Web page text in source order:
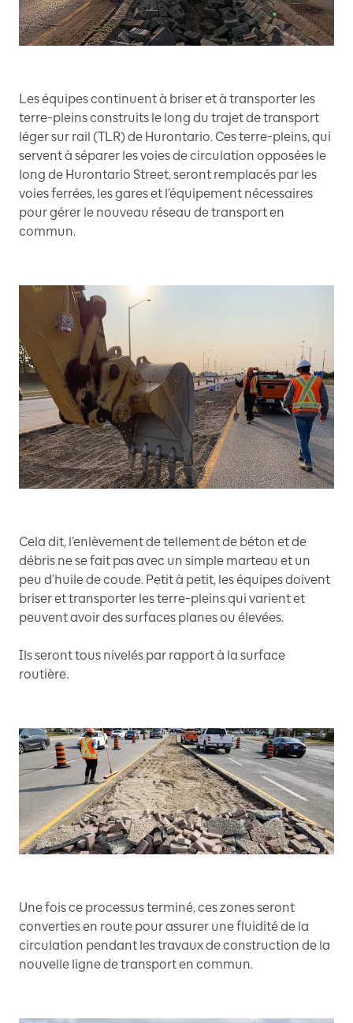
Les équipes continuent à briser et à transporter les
terre-pleins construits le long du trajet de transport
léger sur rail (TLR) de Hurontario. Ces terre-pleins, qui
servent à séparer les voies de circulation opposées le
long de Hurontario Street, seront remplacés par les
voies ferrées, les gares et l’équipement nécessaires
pour gérer le nouveau réseau de transport en
commun.
Cela dit, l’enlèvement de tellement de béton et de
débris ne se fait pas avec un simple marteau et un
peu d’huile de coude. Petit à petit, les équipes doivent
briser et transporter les terre-pleins qui varient et
peuvent avoir des surfaces planes ou élevées.
Ils seront tous nivelés par rapport à la surface
routière.
Une fois ce processus terminé, ces zones seront
converties en route pour assurer une fluidité de la
circulation pendant les travaux de construction de la
nouvelle ligne de transport en commun.